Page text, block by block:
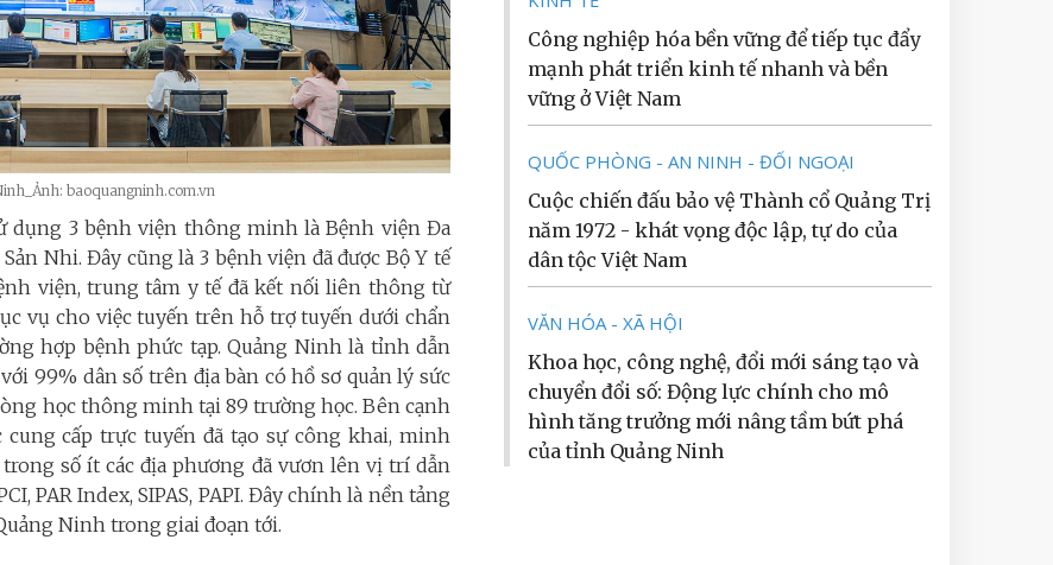
baoquangninh.com.vn
dụng 3 bệnh viện thông minh là Bệnh viện Đa
Nhi. Đây cũng là 3 bệnh viện đã được Bộ Y tế
viện, trung tâm y tế đã kết nối liên thông từ
vụ cho việc tuyến trên hỗ trợ tuyến dưới chẩn
hợp bệnh phức tạp. Quảng Ninh là tỉnh dẫn
99% dân số trên địa bàn có hồ sơ quản lý sức
học thông minh tại 89 trường học. Bên cạnh
cấp trực tuyến đã tạo sự công khai, minh
số ít các địa phương đã vươn lên vị trí dẫn
PAR Index, SIPAS, PAPI. Đây chính là nền tảng
Ninh trong giai đoạn tới.
Công nghiệp hóa bền vững để tiếp tục đẩy
mạnh phát triển kinh tế nhanh và bền
vững ở Việt Nam
QUỐC PHÒNG - AN NINH - ĐỐI NGOẠI
Cuộc chiến đấu bảo vệ Thành cổ Quảng Trị
năm 1972 - khát vọng độc lập, tự do của
dân tộc Việt Nam
VĂN HÓA - XÃ HỘI
Khoa học, công nghệ, đổi mới sáng tạo và
chuyển đổi số: Động lực chính cho mô
hình tăng trưởng mới nâng tầm bứt phá
của tỉnh Quảng Ninh